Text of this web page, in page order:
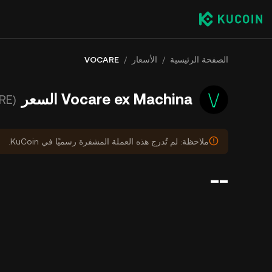
الصفحة الرئيسية / الأسعار /
VOCARE
Vocare ex Machina السعر (VOCARE)
ملاحظة: لم تُدرج هذه العملة المشفرة رسميًا في KuCoin.
--